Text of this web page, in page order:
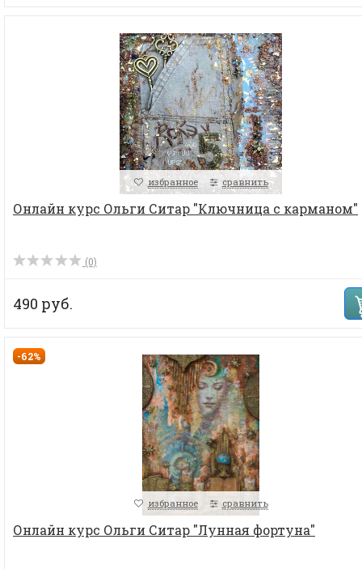
избранное сравнить
Онлайн курс Ольги Ситар "Ключница с карманом"
(0)
490 руб.
-62%
избранное сравнить
Онлайн курс Ольги Ситар "Лунная фортуна"